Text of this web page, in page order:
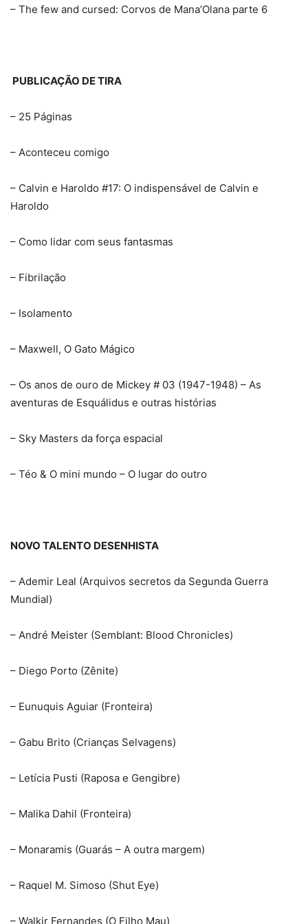
– The few and cursed: Corvos de Mana’Olana parte 6
PUBLICAÇÃO DE TIRA
– 25 Páginas
– Aconteceu comigo
– Calvin e Haroldo #17: O indispensável de Calvin e
Haroldo
– Como lidar com seus fantasmas
– Fibrilação
– Isolamento
– Maxwell, O Gato Mágico
– Os anos de ouro de Mickey # 03 (1947-1948) – As
aventuras de Esquálidus e outras histórias
– Sky Masters da força espacial
– Téo & O mini mundo – O lugar do outro
NOVO TALENTO DESENHISTA
– Ademir Leal (Arquivos secretos da Segunda Guerra
Mundial)
– André Meister (Semblant: Blood Chronicles)
– Diego Porto (Zênite)
– Eunuquis Aguiar (Fronteira)
– Gabu Brito (Crianças Selvagens)
– Letícia Pusti (Raposa e Gengibre)
– Malika Dahil (Fronteira)
– Monaramis (Guarás – A outra margem)
– Raquel M. Simoso (Shut Eye)
– Walkir Fernandes (O Filho Mau)